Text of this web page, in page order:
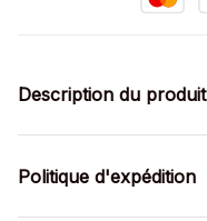
Description du produit
Politique d'expédition